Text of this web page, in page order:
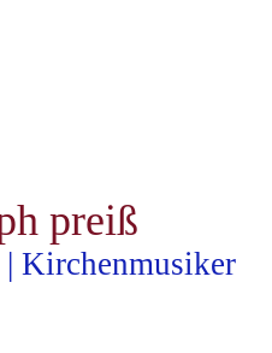
preiß
Kirchenmusiker